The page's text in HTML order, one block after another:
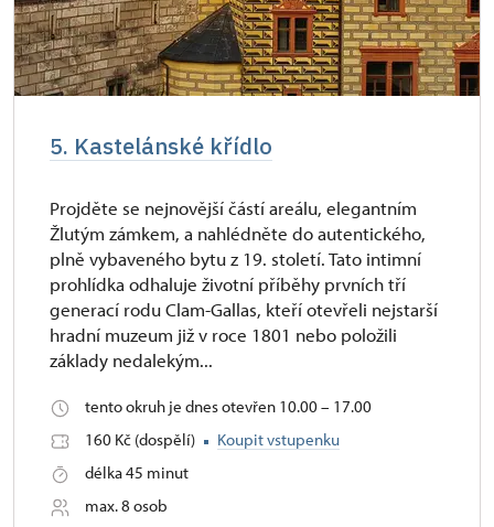
5. Kastelánské křídlo
Projděte se nejnovější částí areálu, elegantním
Žlutým zámkem, a nahlédněte do autentického,
plně vybaveného bytu z 19. století. Tato intimní
prohlídka odhaluje životní příběhy prvních tří
generací rodu Clam-Gallas, kteří otevřeli nejstarší
hradní muzeum již v roce 1801 nebo položili
základy nedalekým...
tento okruh je dnes otevřen 10.00 – 17.00
160 Kč (dospělí)
Koupit vstupenku
délka 45 minut
max. 8 osob